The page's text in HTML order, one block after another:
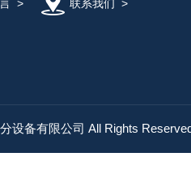
> 联系我们 >
设备有限公司 All Rights